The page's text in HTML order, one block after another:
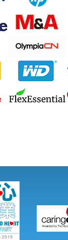
x27毫米 12張
資料簿 A4 20頁